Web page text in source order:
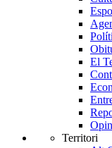
El
Territori